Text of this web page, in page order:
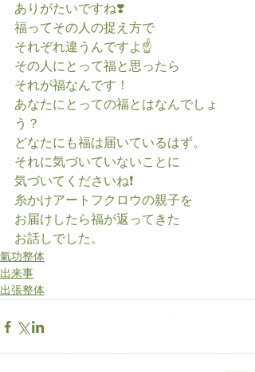
ありがたいですね❣️
福ってその人の捉え方で
それぞれ違うんですよ☝️
その人にとって福と思ったら
それが福なんです！
あなたにとっての福とはなんでしょ
う？
どなたにも福は届いているはず。
それに気づいていないことに
気づいてくださいね❗
糸かけアートフクロウの親子を
お届けしたら福が返ってきた
お話しでした。
氣功整体
出来事
出張整体